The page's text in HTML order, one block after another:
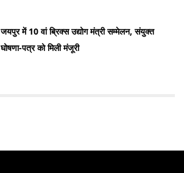
जयपुर में 10 वां ब्रिक्स उद्योग मंत्री सम्मेलन, संयुक्त
घोषणा-पत्र को मिली मंजूरी